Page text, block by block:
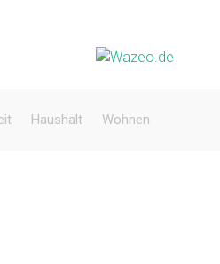
Haushalt Wohnen